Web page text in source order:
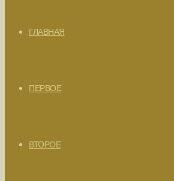
ГЛАВНАЯ
ПЕРВОЕ
ВТОРОЕ